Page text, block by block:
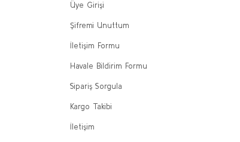
Üye Girişi
Şifremi Unuttum
İletişim Formu
Havale Bildirim Formu
Sipariş Sorgula
Kargo Takibi
İletişim